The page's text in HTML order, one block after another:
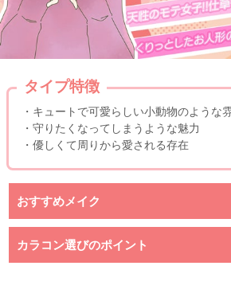
タイプ特徴
・キュートで可愛らしい小動物のような
・守りたくなってしまうような魅力
・優しくて周りから愛される存在
おすすめメイク
カラコン選びのポイント